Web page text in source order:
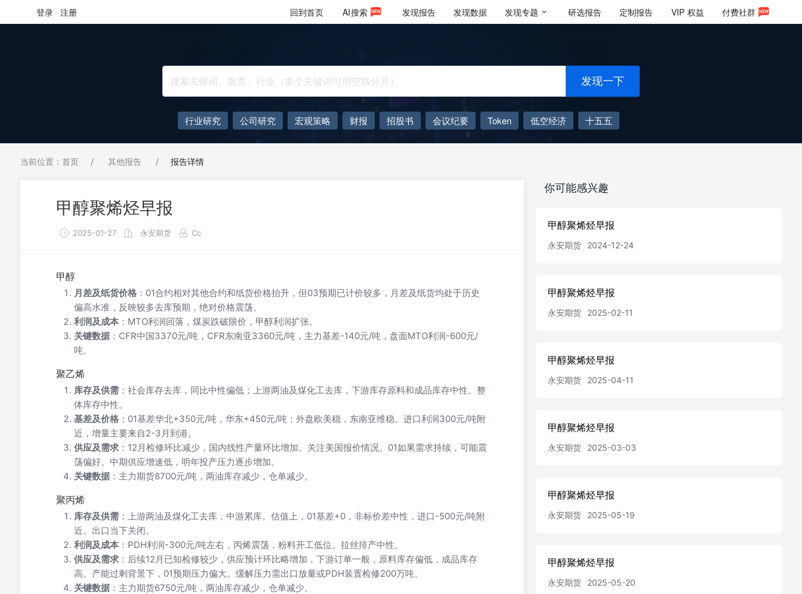
登录 注册 回到首页 AI搜索 发现报告 发现数据 发现专题 研选报告 定制报告 VIP 权益 付费社群
发现一下
行业研究 公司研究 宏观策略 财报 招股书 会议纪要 Token 低空经济
十五五
AIGC
大模型
当前位置：首页 / 其他报告 / 报告详情
甲醇聚烯烃早报
2025-01-27 永安期货 Cc
甲醇
月差及纸货价格 ：01合约相对其他合约和纸货价格抬升，但03预期已计价较多，月差及纸货均处于历史
偏高水准，反映较多去库预期，绝对价格震荡。
利润及成本 ：MTO利润回落，煤炭跌破限价，甲醇利润扩张。
关键数据 ：CFR中国3370元/吨，CFR东南亚3360元/吨，主力基差-140元/吨，盘面MTO利润-600元/
吨。
聚乙烯
库存及供需 ：社会库存去库，同比中性偏低；上游两油及煤化工去库，下游库存原料和成品库存中性。整
体库存中性。
基差及价格 ：01基差华北+350元/吨，华东+450元/吨；外盘欧美稳，东南亚维稳。进口利润300元/吨附
近，增量主要来自2-3月到港。
供应及需求 ：12月检修环比减少，国内线性产量环比增加。关注美国报价情况。01如果需求持续，可能震
荡偏好。中期供应增速低，明年投产压力逐步增加。
关键数据 ：主力期货8700元/吨，两油库存减少，仓单减少。
聚丙烯
库存及供需 ：上游两油及煤化工去库，中游累库。估值上，01基差+0，非标价差中性，进口-500元/吨附
近。出口当下关闭。
利润及成本 ：PDH利润-300元/吨左右，丙烯震荡，粉料开工低位。拉丝排产中性。
供应及需求 ：后续12月已知检修较少，供应预计环比略增加，下游订单一般，原料库存偏低，成品库存
高。产能过剩背景下，01预期压力偏大。缓解压力需出口放量或PDH装置检修200万吨。
关键数据 ：主力期货6750元/吨，两油库存减少，仓单减少。
你可能感兴趣
甲醇聚烯烃早报
永安期货 2024-12-24
甲醇聚烯烃早报
永安期货 2025-02-11
甲醇聚烯烃早报
永安期货 2025-04-11
甲醇聚烯烃早报
永安期货 2025-03-03
甲醇聚烯烃早报
永安期货 2025-05-19
甲醇聚烯烃早报
永安期货 2025-05-20